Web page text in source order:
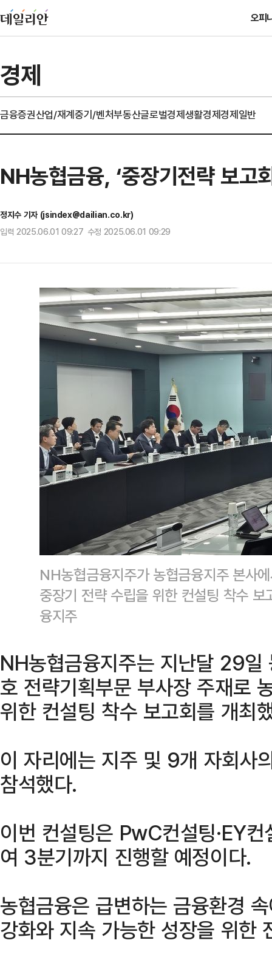
오피
경제
금융증권산업/재계중기/벤처부동산글로벌경제생활경제경제일반
NH농협금융, ‘중장기전략 보
정지수 기자 (jsindex@dailian.co.kr)
입력 2025.06.01 09:27 수정 2025.06.01 09:29
NH농협금융지주가 농협금융지주 본사
중장기 전략 수립을 위한 컨설팅 착수
융지주
NH농협금융지주는 지난달 29일
호 전략기획부문 부사장 주재로
위한 컨설팅 착수 보고회를 개최
이 자리에는 지주 및 9개 자회사
참석했다.
이번 컨설팅은 PwC컨설팅·EY
여 3분기까지 진행할 예정이다.
농협금융은 급변하는 금융환경
강화와 지속 가능한 성장을 위한